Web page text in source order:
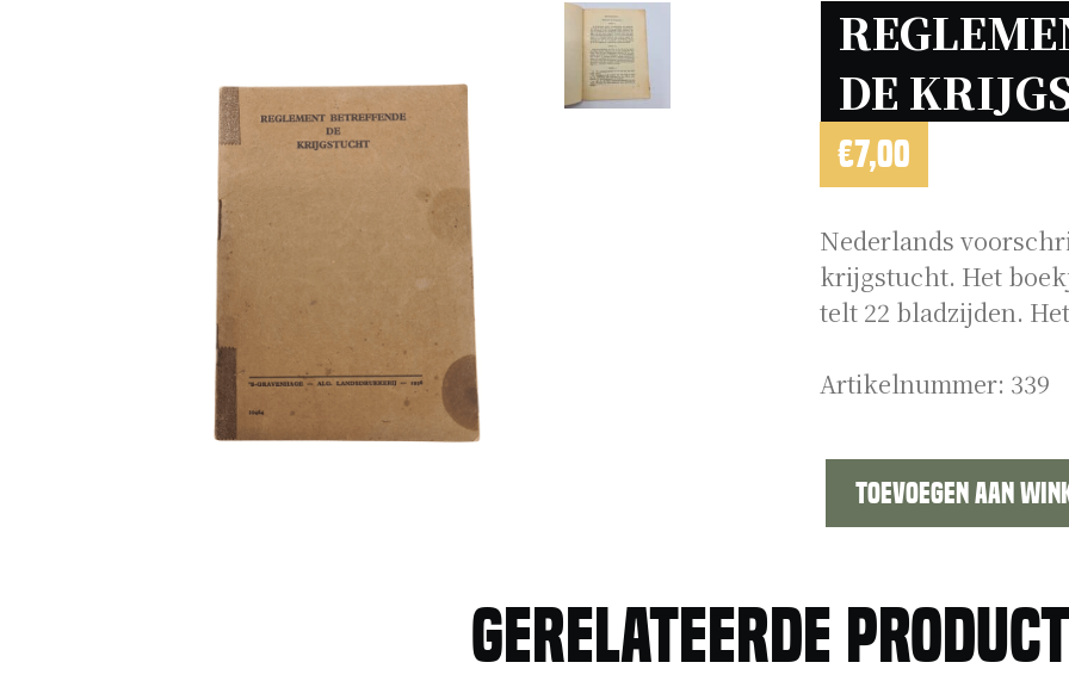
DE
€7,00
Nederlands
krijgstucht. Het
telt 22 bladzijden.
Artikelnummer: 339
Reglement
krijgstucht
aantal
Toevoegen aan
Gerelateerde